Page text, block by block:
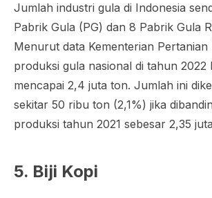
Jumlah industri gula di Indonesia
Pabrik Gula (PG) dan 8 Pabrik Gula
Menurut data Kementerian Pertanian
produksi gula nasional di tahun 2022
mencapai 2,4 juta ton. Jumlah ini
sekitar 50 ribu ton (2,1%) jika
produksi tahun 2021 sebesar 2,35
5. Biji Kopi